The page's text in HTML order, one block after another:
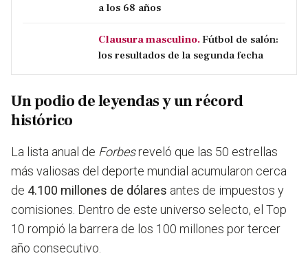
a los 68 años
Clausura masculino. Fútbol de salón:
los resultados de la segunda fecha
Un podio de leyendas y un récord
histórico
La lista anual de Forbesreveló que las 50 estrellas
más valiosas del deporte mundial acumularon cerca
de 4.100 millones de dólares antes de impuestos y
comisiones. Dentro de este universo selecto, el Top
10 rompió la barrera de los 100 millones por tercer
año consecutivo.